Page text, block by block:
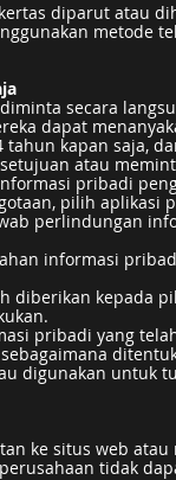
diparut atau
metode
secara
dapat
kapan saja,
atau
pribadi
pilih aplikasi
perlindungan
informasi
diberikan kepada
pribadi yang
digunakan untuk
ke situs web
tidak